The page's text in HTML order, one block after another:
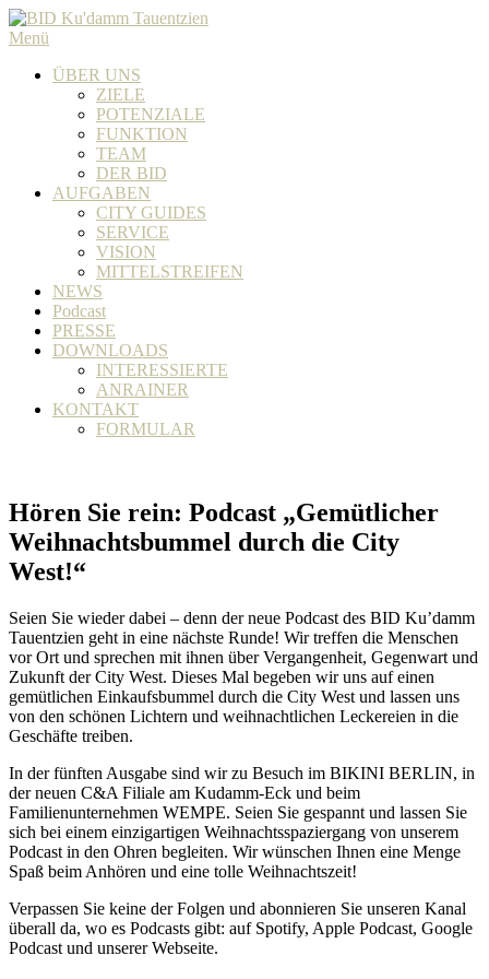
Zum
Inhalt
Menü
ÜBER UNS
ZIELE
POTENZIALE
FUNKTION
TEAM
DER BID
AUFGABEN
CITY GUIDES
SERVICE
VISION
MITTELSTREIFEN
NEWS
Podcast
PRESSE
DOWNLOADS
INTERESSIERTE
ANRAINER
KONTAKT
FORMULAR
Hören Sie rein: Podcast „Gemütlicher
Weihnachtsbummel durch die City
West!“
Seien Sie wieder dabei – denn der neue Podcast des BID Ku’damm
Tauentzien geht in eine nächste Runde! Wir treffen die Menschen
vor Ort und sprechen mit ihnen über Vergangenheit, Gegenwart und
Zukunft der City West. Dieses Mal begeben wir uns auf einen
gemütlichen Einkaufsbummel durch die City West und lassen uns
von den schönen Lichtern und weihnachtlichen Leckereien in die
Geschäfte treiben.
In der fünften Ausgabe sind wir zu Besuch im BIKINI BERLIN, in
der neuen C&A Filiale am Kudamm-Eck und beim
Familienunternehmen WEMPE. Seien Sie gespannt und lassen Sie
sich bei einem einzigartigen Weihnachtsspaziergang von unserem
Podcast in den Ohren begleiten. Wir wünschen Ihnen eine Menge
Spaß beim Anhören und eine tolle Weihnachtszeit!
Verpassen Sie keine der Folgen und abonnieren Sie unseren Kanal
überall da, wo es Podcasts gibt: auf Spotify, Apple Podcast, Google
Podcast und unserer Webseite.